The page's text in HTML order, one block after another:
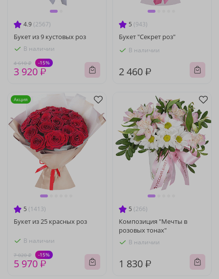
4.9 (2567)
Букет из 9 кустовых роз
В наличии
4 610 ₽ -15%
3 920 ₽
5 (943)
Букет "Секрет роз"
В наличии
2 460 ₽
5 (1413)
Букет из 25 красных роз
В наличии
7 020 ₽ -15%
5 970 ₽
Акция
5 (266)
Композиция "Мечты в
розовых тонах"
В наличии
1 830 ₽